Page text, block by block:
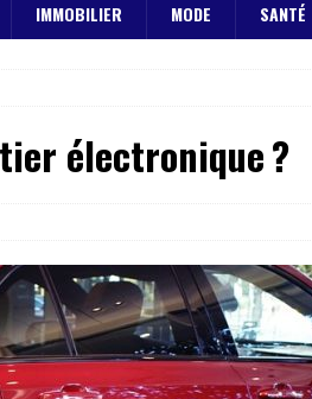
IMMOBILIER MODE SANTÉ
électronique ?